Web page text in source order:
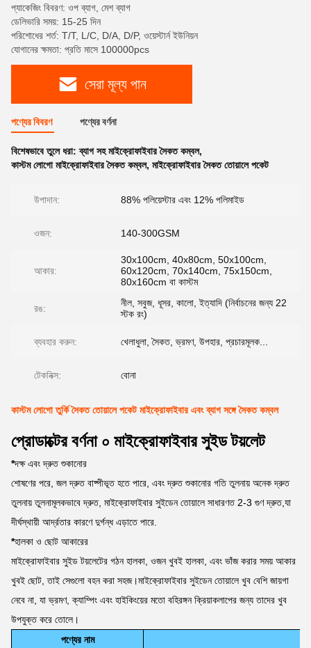
প্যাকেজিং বিবরণ: ওপ ব্যাগ, মেশ ব্যাগ
ডেলিভারি সময়: 15-25 দিন
পরিশোধের শর্ত: T/T, L/C, D/A, D/P, ওয়েস্টার্ন ইউনিয়ন
যোগানের ক্ষমতা: প্রতি মাসে 100000pcs
সেরা মূল্য পান
পণ্যের বিবরণ পণ্যের বর্ণনা
বিশেষভাবে তুলে ধরা:ব্যাগ সহ মাইক্রোফাইবার সৈকত কম্বল,
কাস্টম লোগো মাইক্রোফাইবার সৈকত কম্বল, মাইক্রোফাইবার সৈকত তোয়ালে পকেট
উপাদান: 88% পলিয়েস্টার এবং 12% পলিমাইড
ওজন: 140-300GSM
আকার:
30x100cm, 40x80cm, 50x100cm,
60x120cm, 70x140cm, 75x150cm,
80x160cm বা কাস্টম
রঙ:
নীল, সবুজ, ধূসর, কালো, ইত্যাদি (নির্বাচনের জন্য 22
স্টক রং)
ব্যবহার করুন: খেলাধুলা, সৈকত, ভ্রমণ, উপহার, প্রচারমূলক...
টেকনিক্স: বোনা
কাস্টম লোগো তুর্কি সৈকত তোয়ালে পকেট মাইক্রোফাইবার এবং ব্যাগ সঙ্গে সৈকত কম্বল
প্রোডাক্টের বর্ণনা ০ মাইক্রোফাইবার সুইড টয়লেট
*দক্ষ এবং দ্রুত শুকানোর
শোষণের পরে, জল দ্রুত বাষ্পীভূত হতে পারে, এবং দ্রুত শুকানোর গতি তুলনায় অনেক দ্রুত
তুলনায় তুলনামূলকভাবে দ্রুত, মাইক্রোফাইবার সুইডেন তোয়ালে সাধারণত 2-3 গুণ দ্রুত,যা
দীর্ঘস্থায়ী আর্দ্রতার কারণে দুর্গন্ধ এড়াতে পারে.
*হালকা ও ছোট আকারের
মাইক্রোফাইবার সুইড টয়লেটের গঠন হালকা, ওজন খুবই হালকা, এবং ভাঁজ করার সময় আকার
খুবই ছোট, তাই সেগুলো বহন করা সহজ।মাইক্রোফাইবার সুইডেন তোয়ালে খুব বেশি জায়গা
নেবে না, যা ভ্রমণ, ক্যাম্পিং এবং হাইকিংয়ের মতো বহিরঙ্গন ক্রিয়াকলাপের জন্য তাদের খুব
উপযুক্ত করে তোলে।
পণ্যের নাম